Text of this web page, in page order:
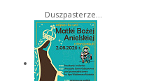
Duszpasterze…